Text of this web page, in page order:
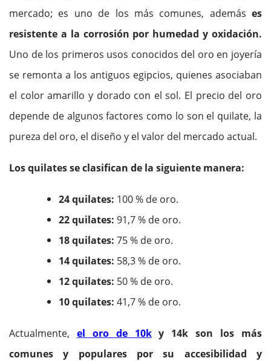
mercado; es uno de los más comunes, además es
resistente a la corrosión por humedad y oxidación.
Uno de los primeros usos conocidos del oro en joyería
se remonta a los antiguos egipcios, quienes asociaban
el color amarillo y dorado con el sol. El precio del oro
depende de algunos factores como lo son el quilate, la
pureza del oro, el diseño y el valor del mercado actual.
Los quilates se clasifican de la siguiente manera:
24 quilates: 100 % de oro.
22 quilates: 91,7 % de oro.
18 quilates: 75 % de oro.
14 quilates: 58,3 % de oro.
12 quilates: 50 % de oro.
10 quilates: 41,7 % de oro.
Actualmente, el oro de 10ky 14k son los más
comunes y populares por su accesibilidad y